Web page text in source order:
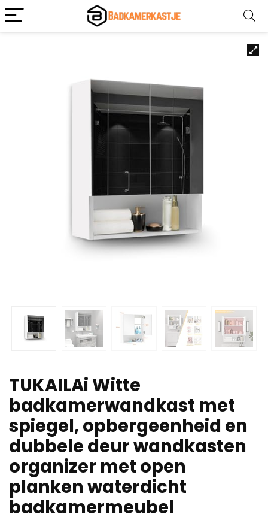
TUKAILAi Witte
badkamerwandkast met
spiegel, opbergeenheid en
dubbele deur wandkasten
organizer met open
planken waterdicht
badkamermeubel